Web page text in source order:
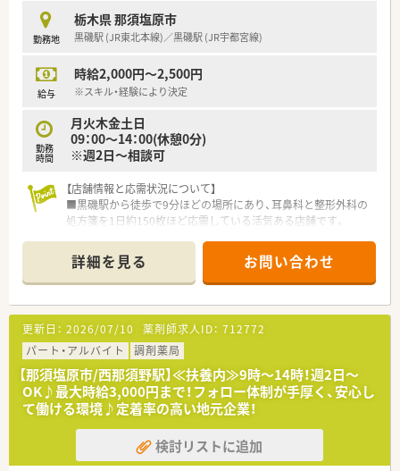
■店舗同士が近く応援体制も柔軟に対応しております。急なお
休みや長期休暇時にはお互いに協力し合い店舗運営を行ってお
ります。
【このような方にお勧め】
■那須塩原市で地域に根差した薬局で勤務を希望したい方
■ブランク明けなどでスキル面に心配があり薬剤師複数名体制
で安心して勤務を行いたい方
勤務地
栃木県 那須塩原市
黒磯駅 (JR東北本線)／黒磯駅 (JR宇都宮線)
給与
時給2,000円～2,500円
※スキル・経験により決定
勤務
時間
月火木金土日
09：00～14：00(休憩0分)
※週2日～相談可
【店舗情報と応需状況について】
■黒磯駅から徒歩で9分ほどの場所にあり、耳鼻科と整形外科の
処方箋を1日約150枚ほど応需している活気ある店舗です。
柔軟な応援体制も整っているため安心して勤務が可能です。
■耳鼻科と整形外科をメインに応需しており、複数の診療科目を
経験することで薬剤師としての専門性を高められる環境です。
【企業の特徴】
■栃木県内に4店舗展開しています。
■健康相談から在宅医療まで患者様の要望に対応できる運営体
制です。
■小規模運営ならではの風通しのよさがあり、産・育休取得者の
復帰率も高く、働きやすい環境がございます。
■福利厚生も充実！社員旅行や宿泊施設との提携、お薬代負担
等、社員に優しい環境です。
■未経験・ブランクのある方でも安心のサポート体制有り。お気
軽にご相談ください。
詳細を見る お問い合わせ
更新日： 2026/07/10 薬剤師求人ID： 712772
パート・アルバイト
調剤薬局
【那須塩原市/西那須野駅】≪扶養内≫9時～14時！週2日～
OK♪最大時給3,000円まで！フォロー体制が手厚く、安心し
て働ける環境♪定着率の高い地元企業！
検討リストに追加